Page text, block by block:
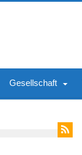
Gesellschaft